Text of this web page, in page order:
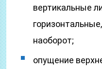
вертикальные
наоборот;
опущение